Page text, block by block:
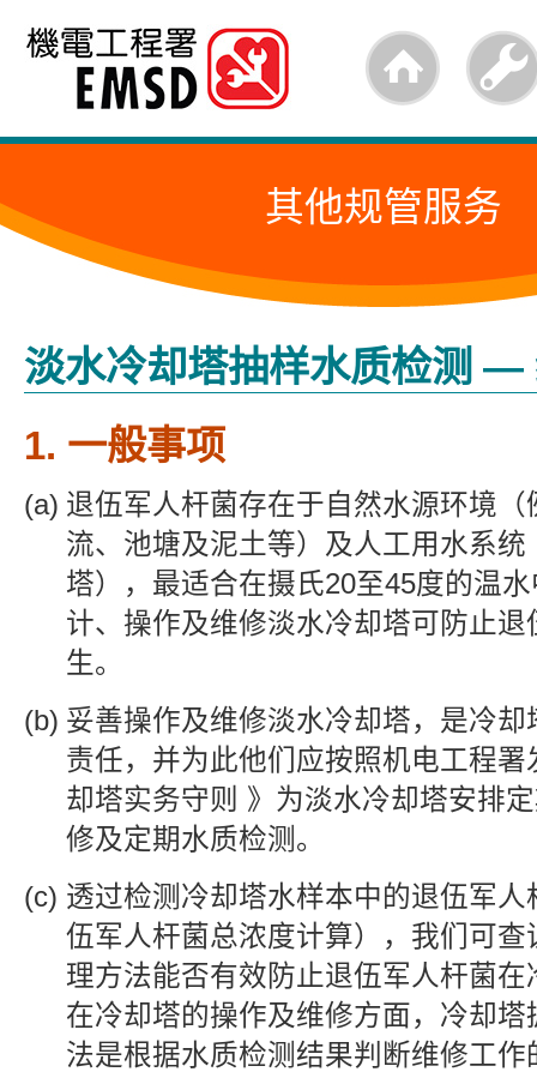
跳
内
的
始
其他规管服务
淡水冷却塔抽样水质检测 —
1. 一般事项
退伍军人杆菌存在于自然水源环境（
流、池塘及泥土等）及人工用水系统
塔），最适合在摄氏20至45度的温
计、操作及维修淡水冷却塔可防止退
生。
妥善操作及维修淡水冷却塔，是冷却
责任，并为此他们应按照机电工程
却塔实务守则 》为淡水冷却塔安排
修及定期水质检测。
透过检测冷却塔水样本中的退伍军人
伍军人杆菌总浓度计算），我们可查
理方法能否有效防止退伍军人杆菌在
在冷却塔的操作及维修方面，冷却塔
法是根据水质检测结果判断维修工作